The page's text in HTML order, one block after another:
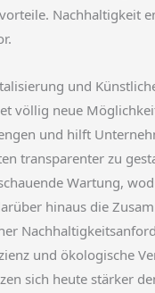
Nachhaltigkeit
und
völlig neue
und hilft
transparenter zu
Wartung,
hinaus die
und ökologische
sich heute stärker